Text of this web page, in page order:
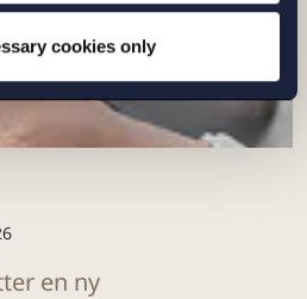
cookies only
en ny